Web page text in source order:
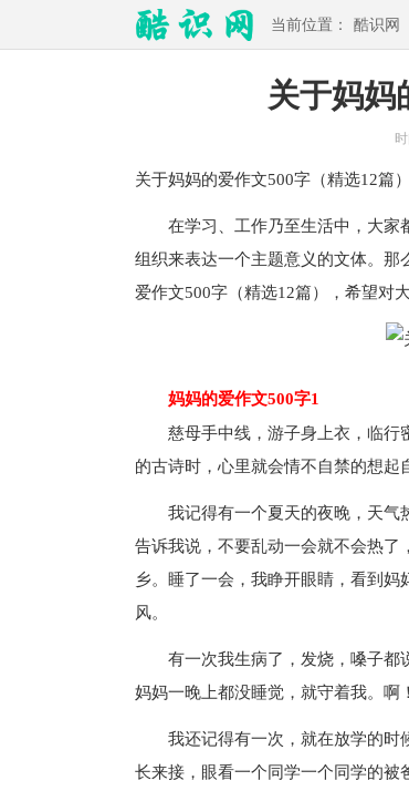
当前位置： 酷识网
关于妈妈
关于妈妈的爱作文500字 （精选12篇）
在学习、工作乃至生活中，大家
组织来表达一个主题意义的文体。那
爱作文500字（精选12篇），希望对
妈妈的爱作文500字1
慈母手中线，游子身上衣，临行
的古诗时，心里就会情不自禁的想起
我记得有一个夏天的夜晚，天气
告诉我说，不要乱动一会就不会热
乡。睡了一会，我睁开眼睛，看到
风。
有一次我生病了，发烧，嗓子都说
妈妈一晚上都没睡觉，就守着我。啊
我还记得有一次，就在放学的时候
长来接，眼看一个同学一个同学的